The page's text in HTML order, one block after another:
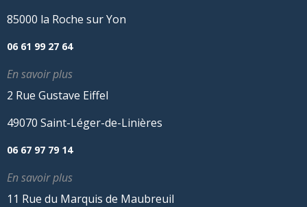
85000 la Roche sur Yon
06 61 99 27 64
En savoir plus
2 Rue Gustave Eiffel
49070 Saint-Léger-de-Linières
06 67 97 79 14
En savoir plus
11 Rue du Marquis de Maubreuil